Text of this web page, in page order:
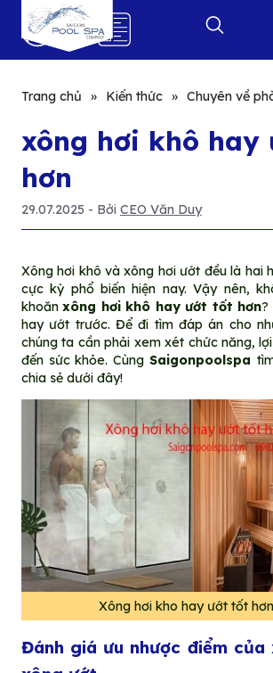
0
Trang chủ » Kiến thức » Chuyên về
xông hơi khô hay
hơn
29.07.2025 - Bởi CEO Văn Duy
Xông hơi khô và xông hơi ướt đều là hai
cực kỳ phổ biến hiện nay. Vậy nên,
khoănxông hơi khô hay ướt tốt hơn?
hay ướt trước. Để đi tìm đáp án cho
chúng ta cần phải xem xét chức năng,
đến sức khỏe. Cùng Saigonpoolspa
chia sẻ dưới đây!
Xông hơi kho hay ướt tốt
Đánh giá ưu nhược điểm của